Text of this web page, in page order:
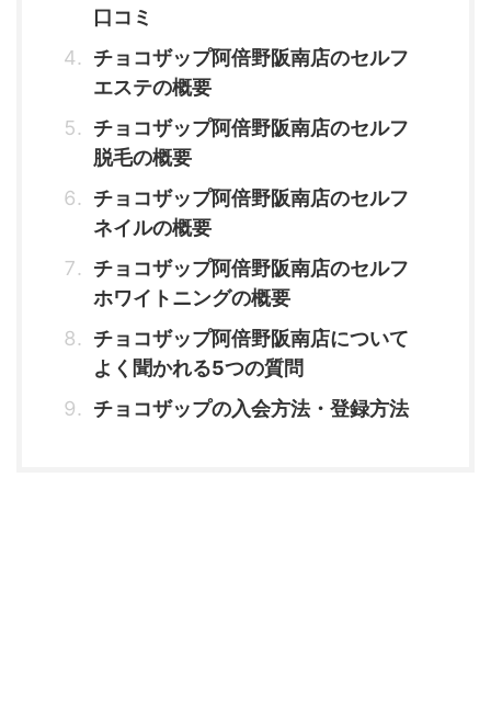
口コミ
チョコザップ阿倍野阪南店のセルフ
エステの概要
チョコザップ阿倍野阪南店のセルフ
脱毛の概要
チョコザップ阿倍野阪南店のセルフ
ネイルの概要
チョコザップ阿倍野阪南店のセルフ
ホワイトニングの概要
チョコザップ阿倍野阪南店について
よく聞かれる5つの質問
チョコザップの入会方法・登録方法